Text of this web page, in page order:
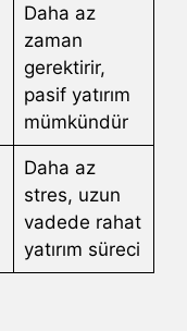
Daha az
zaman
gerektirir,
pasif yatırım
mümkündür
Daha az
stres, uzun
vadede rahat
yatırım süreci